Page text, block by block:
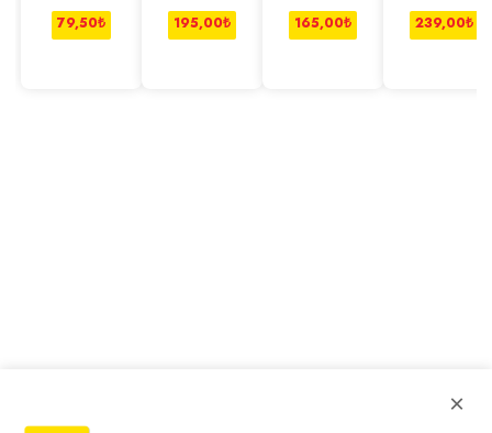
79,50₺ İncir&Cevizli
250 g
195,00₺ Pirinç Gevreği
420 g
165,00₺ Tam Buğday ve
Pirinç Gevreği
239,00₺
×